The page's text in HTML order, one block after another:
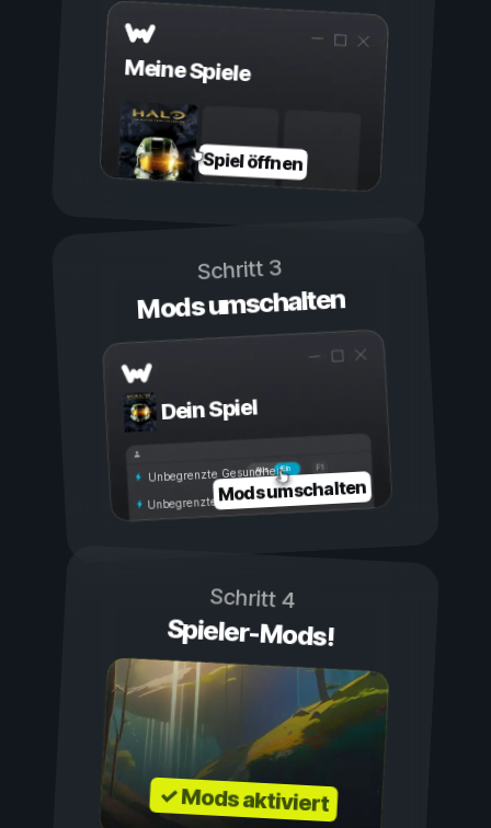
Meine Spiele
Spiel öffnen
Schritt 3
Mods umschalten
Dein Spiel
Ein
Aus
Unbegrenzte Gesundheit
Unbegrenzte AusdauerMods umschalten
Schritt 4
Spieler-Mods!
✓ Mods aktiviert